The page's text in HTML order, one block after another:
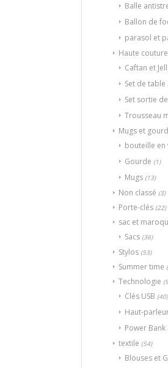
Balle
Ballon de
parasol et
Haute couture
Caftan et
Set de table
Set sortie
Trousseau
Mugs et
bouteille en
Gourde (1)
Mugs (13)
Non classé (3)
Porte-clés (22)
sac et
Sacs (36)
Stylos (53)
Summer time
Technologie
Clés USB (40)
Haut-
Power Bank
textile (54)
Blouses et